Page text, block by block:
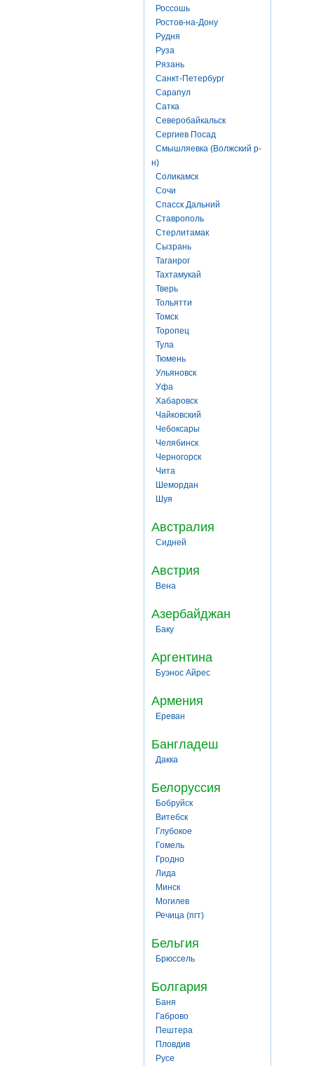
Россошь
Ростов-на-Дону
Рудня
Руза
Рязань
Санкт-Петербург
Сарапул
Сатка
Северобайкальск
Сергиев Посад
Смышляевка (Волжский р-
н)
Соликамск
Сочи
Спасск Дальний
Ставрополь
Стерлитамак
Сызрань
Таганрог
Тахтамукай
Тверь
Тольятти
Томск
Торопец
Тула
Тюмень
Ульяновск
Уфа
Хабаровск
Чайковский
Чебоксары
Челябинск
Черногорск
Чита
Шемордан
Шуя
Австралия
Сидней
Австрия
Вена
Азербайджан
Баку
Аргентина
Буэнос Айрес
Армения
Ереван
Бангладеш
Дакка
Белоруссия
Бобруйск
Витебск
Глубокое
Гомель
Гродно
Лида
Минск
Могилев
Речица (пгт)
Бельгия
Брюссель
Болгария
Баня
Габрово
Пештера
Пловдив
Русе